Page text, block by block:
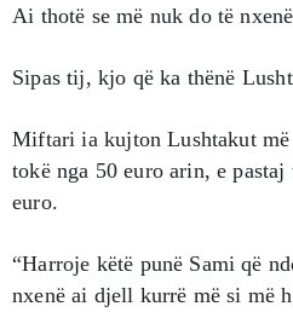
Ai thotë se më nuk do të
Sipas tij, kjo që ka thënë
Miftari ia kujton Lushtakut
tokë nga 50 euro arin, e
euro.
“Harroje këtë punë Sami që
nxenë ai djell kurrë më si më